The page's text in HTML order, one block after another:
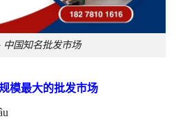
中国知名批发市场
模最大的批发市场